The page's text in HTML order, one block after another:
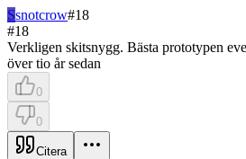
Ssnotcrow#18
#18
Verkligen skitsnygg. Bästa prototypen
över tio år sedan
0
0
Citera